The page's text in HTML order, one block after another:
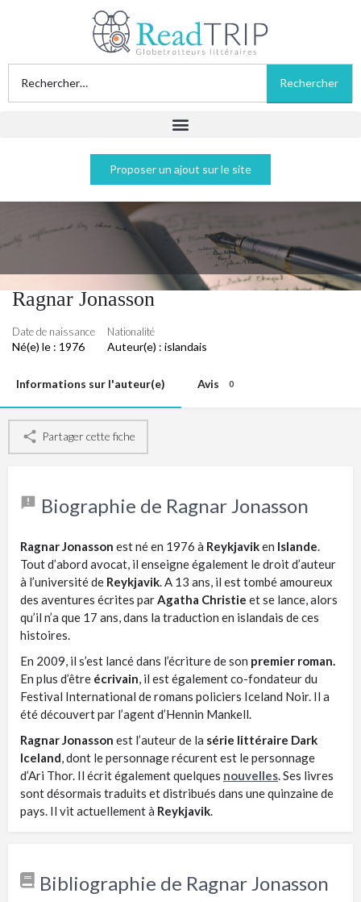
Proposer un ajout sur le site
Ragnar Jonasson
Date de naissance
Né(e) le : 1976
Nationalité
Auteur(e) : islandais
Informations sur l'auteur(e) Avis 0
Partager cette fiche
Biographie de Ragnar Jonasson
Ragnar Jonasson est né en 1976 à Reykjaviken Islande
Tout d’abord avocat, il enseigne également le droit d’auteur
à l’université de Reykjavik . A 13 ans, il est tombé amoureux
des aventures écrites par Agatha Christie et se lance, alors
qu’il n’a que 17 ans, dans la traduction en islandais de ces
histoires.
En 2009, il s’est lancé dans l’écriture de son premier roman.
En plus d’être écrivain , il est également co-fondateur du
Festival International de romans policiers Iceland Noir. Il a
été découvert par l’agent d’Hennin Mankell.
Ragnar Jonasson est l’auteur de la série littéraire Dark
Iceland , dont le personnage récurent est le personnage
d’Ari Thor. Il écrit également quelques nouvelles . Ses livres
sont désormais traduits et distribués dans une quinzaine de
pays. Il vit actuellement à Reykjavik
Bibliographie de Ragnar Jonasson